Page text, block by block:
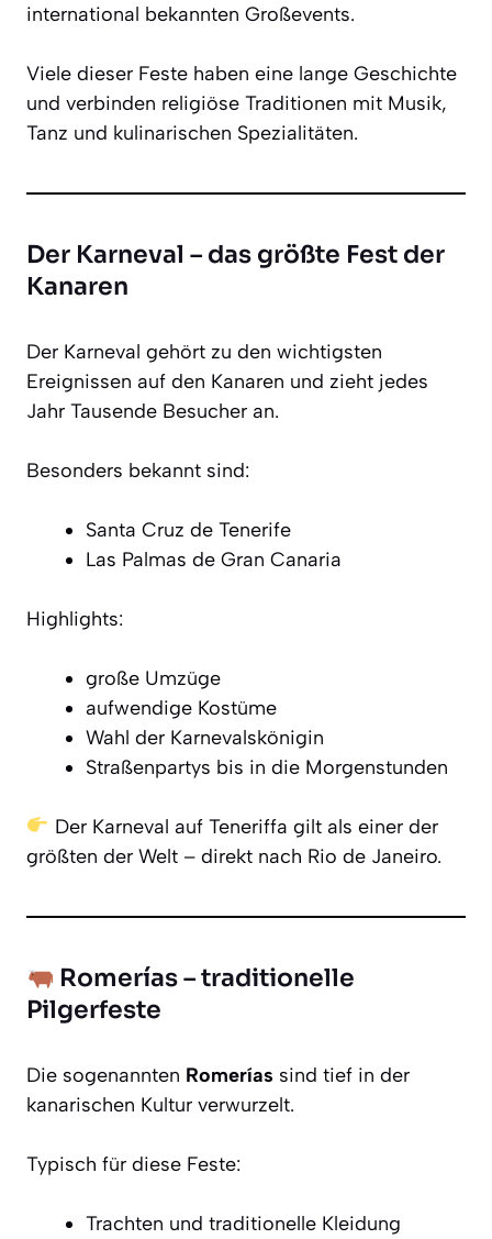
international bekannten Großevents.
Viele dieser Feste haben eine lange Geschichte
und verbinden religiöse Traditionen mit Musik,
Tanz und kulinarischen Spezialitäten.
Der Karneval – das größte Fest der
Kanaren
Der Karneval gehört zu den wichtigsten
Ereignissen auf den Kanaren und zieht jedes
Jahr Tausende Besucher an.
Besonders bekannt sind:
Santa Cruz de Tenerife
Las Palmas de Gran Canaria
Highlights:
große Umzüge
aufwendige Kostüme
Wahl der Karnevalskönigin
Straßenpartys bis in die Morgenstunden
Der Karneval auf Teneriffa gilt als einer der
größten der Welt – direkt nach Rio de Janeiro.
Romerías – traditionelle
Pilgerfeste
Die sogenannten Romerías sind tief in der
kanarischen Kultur verwurzelt.
Typisch für diese Feste:
Trachten und traditionelle Kleidung